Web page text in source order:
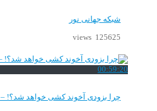
شبکه جهانی نور
125625 views
00:59:20
چرا بزودی آخوند کشی خواهد شد؟! –